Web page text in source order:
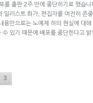
를 출판 2주 만에 중단하기로 했습니
일러스트 화가, 편집자를 여전히 존
용만으로는 노예제 하의 현실에 대해
수 있기 때문에 배포를 중단한다고 밝
3